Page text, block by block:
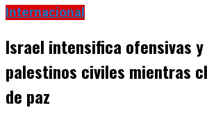
Internacional
Israel intensifica ofensivas y
palestinos civiles mientras
de paz